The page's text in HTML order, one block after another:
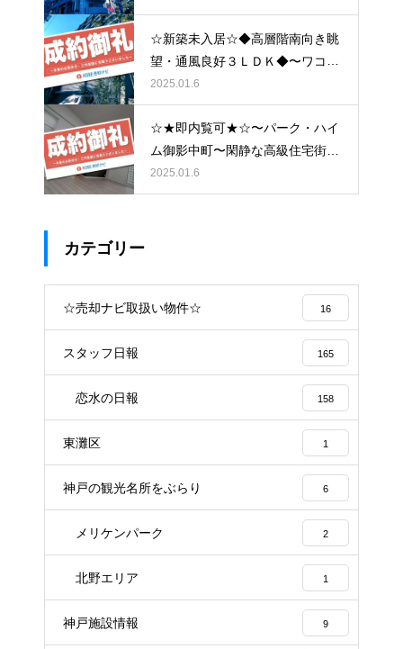
☆新築未入居☆◆高層階南向き眺
望・通風良好３ＬＤＫ◆〜ワコー
レシティ神戸元町〜
2025.01.6
☆★即内覧可★☆〜パーク・ハイ
ム御影中町〜閑静な高級住宅街と
大型商業施設の利便性が両立した
低層マンション〜
2025.01.6
カテゴリー
☆売却ナビ取扱い物件☆ 16
スタッフ日報 165
恋水の日報 158
東灘区 1
神戸の観光名所をぶらり 6
メリケンパーク 2
北野エリア 1
神戸施設情報 9